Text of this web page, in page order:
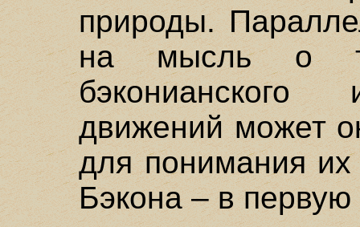
природы.
на мысль о
бэконианского
движений может
для понимания
Бэкона – в первую